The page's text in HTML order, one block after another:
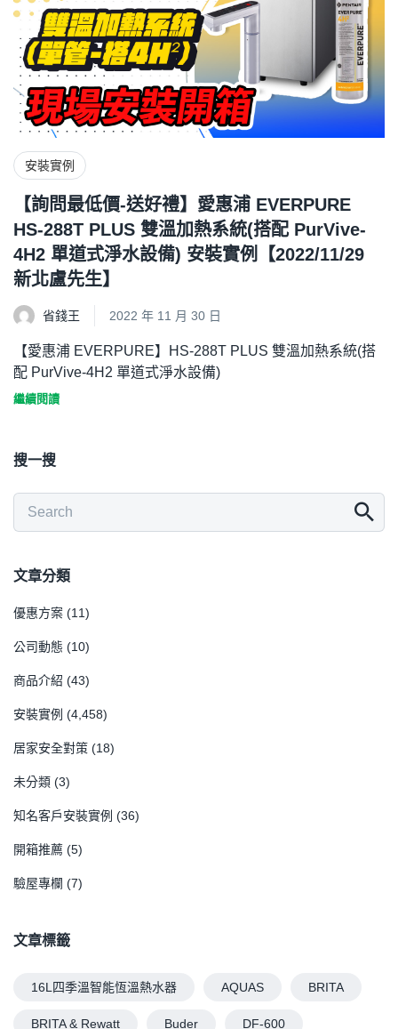
安裝實例
【詢問最低價-送好禮】愛惠浦 EVERPURE
HS-288T PLUS 雙溫加熱系統(搭配 PurVive-
4H2 單道式淨水設備) 安裝實例【2022/11/29
新北盧先生】
省錢王 2022 年 11 月 30 日
【愛惠浦 EVERPURE】HS-288T PLUS 雙溫加熱系統(搭
配 PurVive-4H2 單道式淨水設備)
繼續閱讀
搜一搜
文章分類
優惠方案 (11)
公司動態 (10)
商品介紹 (43)
安裝實例 (4,458)
居家安全對策 (18)
未分類 (3)
知名客戶安裝實例 (36)
開箱推薦 (5)
驗屋專欄 (7)
文章標籤
16L四季溫智能恆溫熱水器 AQUAS BRITA
BRITA & Rewatt Buder DF-600